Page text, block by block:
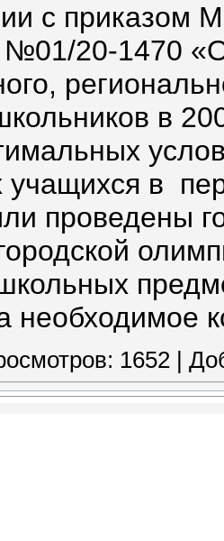
с приказом
№01/20-1470
в
учащихся в
проведены
необходимое
1652